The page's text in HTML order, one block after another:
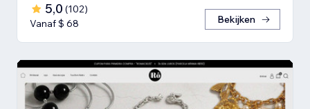
5,0 (102)
Vanaf $ 68
Bekijken